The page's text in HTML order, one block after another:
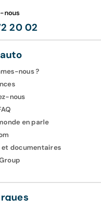
nous
20 02
nous ?
nous
en parle
et documentaires